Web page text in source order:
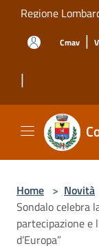
Salta al contenuto
Regione
Cmav |
|
Home > Novità
Sondalo celebra
partecipazione e
d’Europa”